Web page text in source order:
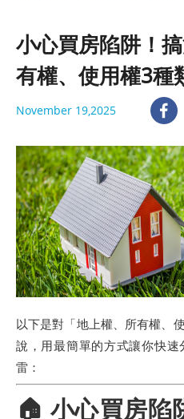
小心買房陷阱！
有權、使用權3種
November 19,2025
以下是對「地上權、所有權、
說，用最簡單的方式讓你快
雷：
🏠 小心買房陷